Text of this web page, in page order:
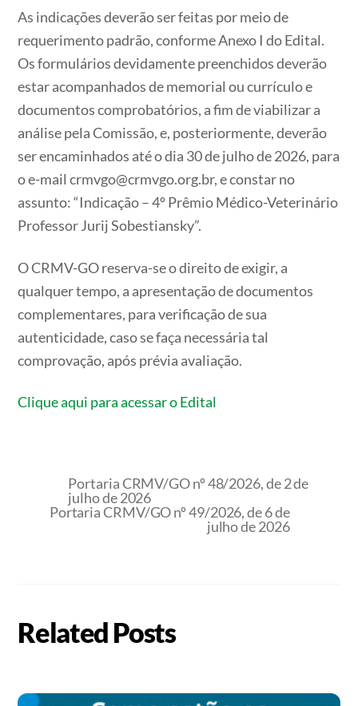
As indicações deverão ser feitas por meio de
requerimento padrão, conforme Anexo I do Edital.
Os formulários devidamente preenchidos deverão
estar acompanhados de memorial ou currículo e
documentos comprobatórios, a fim de viabilizar a
análise pela Comissão, e, posteriormente, deverão
ser encaminhados até o dia 30 de julho de 2026, para
o e-mail crmvgo@crmvgo.org.br, e constar no
assunto: “Indicação – 4º Prêmio Médico-Veterinário
Professor Jurij Sobestiansky”.
O CRMV-GO reserva-se o direito de exigir, a
qualquer tempo, a apresentação de documentos
complementares, para verificação de sua
autenticidade, caso se faça necessária tal
comprovação, após prévia avaliação.
Clique aqui para acessar o Edital
Portaria CRMV/GO nº 48/2026, de 2 de
julho de 2026
Portaria CRMV/GO nº 49/2026, de 6 de
julho de 2026
Related Posts